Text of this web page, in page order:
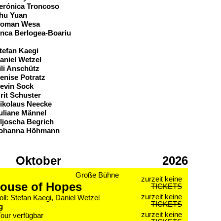
Troncoso
Yuan
Wesa
Berlogea-Boariu
Kaegi
Wetzel
Anschütz
Potratz
Sock
Schuster
Neecke
Männel
Begrich
Höhmann
2026
Oktober
Große Bühne
of Hopes
Stefan Kaegi, Daniel Wetzel
verfügbar
zurzeit keine
TICKETS
zurzeit keine
TICKETS
zurzeit keine